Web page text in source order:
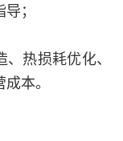
；
热损耗优化、
本。